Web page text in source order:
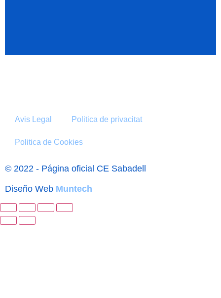
Avis Legal Politica de privacitat
Politica de Cookies
© 2022 - Página oficial CE Sabadell
Diseño Web Muntech